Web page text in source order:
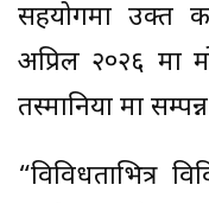
सहयोगमा उक्त
अप्रिल २०२६ मा
तस्मानिया मा
“विविधताभित्र